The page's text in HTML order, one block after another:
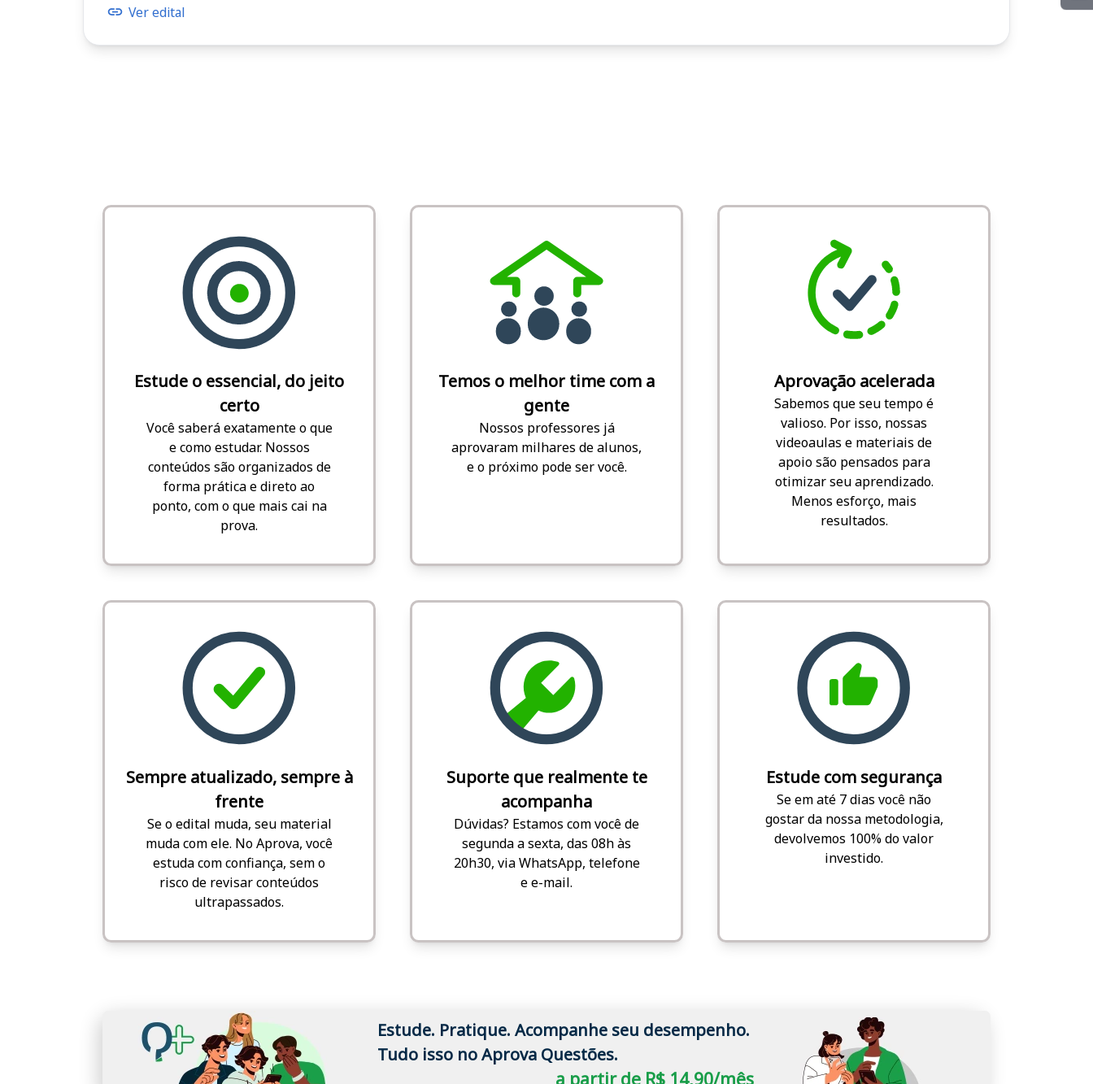
Ver edital
Estude o essencial, do jeito
certo
Você saberá exatamente o que
e como estudar. Nossos
conteúdos são organizados de
forma prática e direto ao
ponto, com o que mais cai na
prova.
Temos o melhor time com a
gente
Nossos professores já
aprovaram milhares de alunos,
e o próximo pode ser você.
Aprovação acelerada
Sabemos que seu tempo é
valioso. Por isso, nossas
videoaulas e materiais de
apoio são pensados para
otimizar seu aprendizado.
Menos esforço, mais
resultados.
Sempre atualizado, sempre à
frente
Se o edital muda, seu material
muda com ele. No Aprova, você
estuda com confiança, sem o
risco de revisar conteúdos
ultrapassados.
Suporte que realmente te
acompanha
Dúvidas? Estamos com você de
segunda a sexta, das 08h às
20h30, via WhatsApp, telefone
e e-mail.
Estude com segurança
Se em até 7 dias você não
gostar da nossa metodologia,
devolvemos 100% do valor
investido.
Estude. Pratique. Acompanhe seu desempenho.
Tudo isso no Aprova Questões.
a partir de R$ 14,90/mês